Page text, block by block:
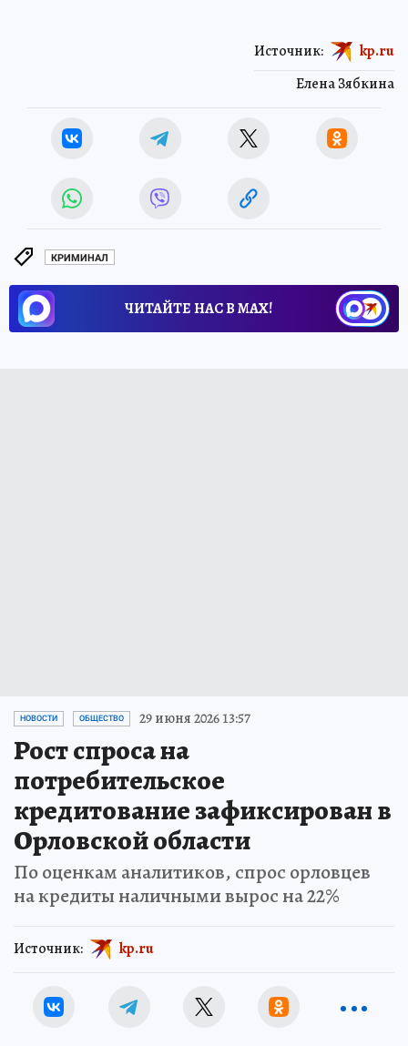
Елена Зябкина
Источник: kp.ru
КРИМИНАЛ
ЧИТАЙТЕ НАС В МАХ!
НОВОСТИ ОБЩЕСТВО 29 июня 2026 13:57
Рост спроса на
потребительское
кредитование зафиксирован в
Орловской области
По оценкам аналитиков, спрос орловцев
на кредиты наличными вырос на 22%
Источник: kp.ru